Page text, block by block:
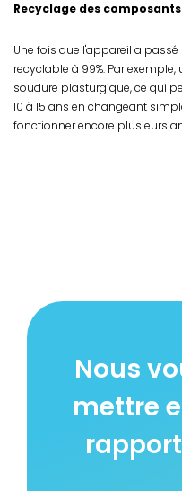
Recyclage des composants
Une fois que l'appareil a
recyclable à 99%. Par
soudure plasturgique, ce qui
10 à 15 ans en changeant
fonctionner encore plusieurs
Nous
mettre